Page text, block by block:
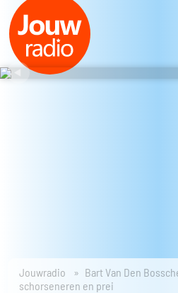
Jouwradio Bart Van Den
schorseneren en prei